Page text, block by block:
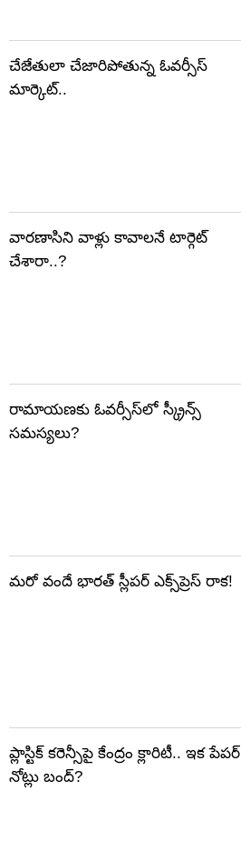
చేజేతులా చేజారిపోతున్న ఓవర్సీస్
మార్కెట్..
వారణాసిని వాళ్లు కావాలనే టార్గెట్
చేశారా..?
రామాయణకు ఓవర్సీస్‌లో స్క్రీన్స్
సమస్యలు?
మరో వందే భారత్ స్లీపర్ ఎక్స్‌ప్రెస్ రాక!
ప్లాస్టిక్‌ కరెన్సీపై కేంద్రం క్లారిటీ.. ఇక పేపర్‌
నోట్లు బంద్‌?